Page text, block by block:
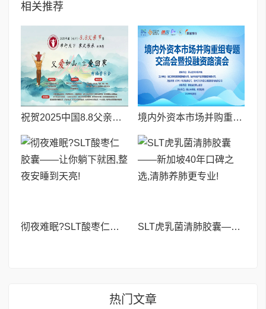
相关推荐
祝贺2025中国8.8父亲节“孝行天下家风传承”论坛暨祈福音乐会圆满成功 境内外资本市场并购重组专题交流会暨投融资路演会 深度解析驱动企业资本战略升级
彻夜难眠?SLT酸枣仁胶囊——让你躺下就困,整夜安睡到天亮! SLT虎乳菌清肺胶囊——新加坡40年口碑之选,清肺养肺更专业!
热门文章